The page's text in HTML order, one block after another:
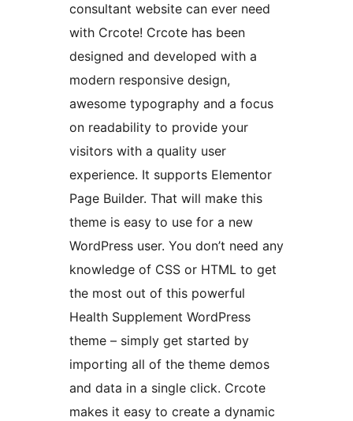
consultant website can ever need
with Crcote! Crcote has been
designed and developed with a
modern responsive design,
awesome typography and a focus
on readability to provide your
visitors with a quality user
experience. It supports Elementor
Page Builder. That will make this
theme is easy to use for a new
WordPress user. You don’t need any
knowledge of CSS or HTML to get
the most out of this powerful
Health Supplement WordPress
theme – simply get started by
importing all of the theme demos
and data in a single click. Crcote
makes it easy to create a dynamic